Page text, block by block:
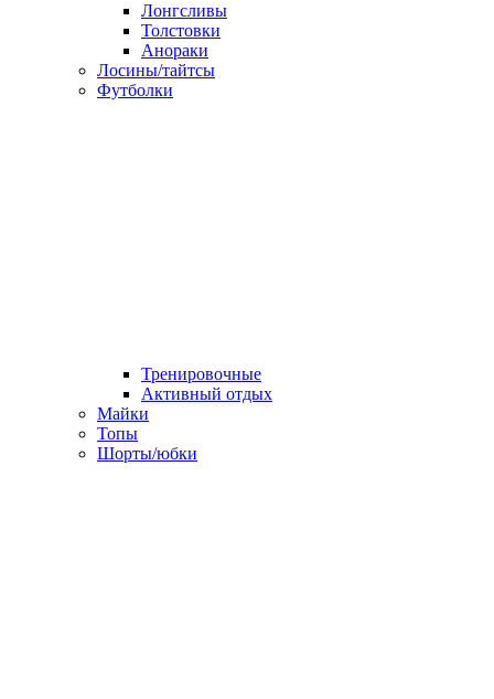
Лонгсливы
Толстовки
Анораки
Лосины/тайтсы
Футболки
Тренировочные
Активный отдых
Майки
Топы
Шорты/юбки